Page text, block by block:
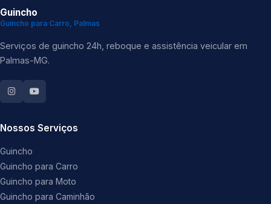
Guincho
Guincho para Carro, Palmas
Serviços de guincho 24h, reboque e assistência veicular em
Palmas-MG.
Nossos Serviços
Guincho
Guincho para Carro
Guincho para Moto
Guincho para Caminhão